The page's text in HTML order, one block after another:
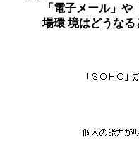
「電子メール」
場環 境はどうなる